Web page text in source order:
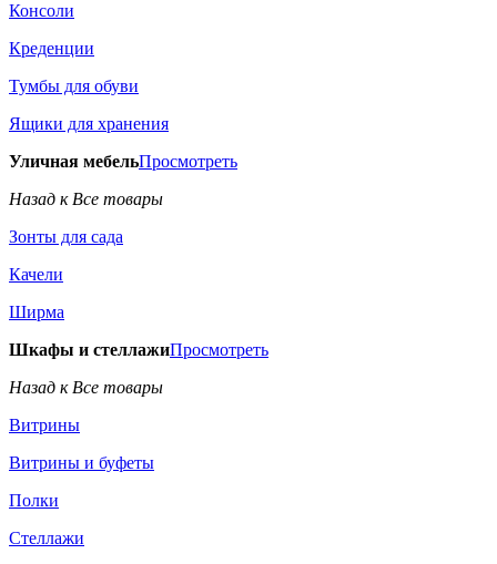
Консоли
Креденции
Тумбы для обуви
Ящики для хранения
Уличная мебельПросмотреть
Назад к Все товары
Зонты для сада
Качели
Ширма
Шкафы и стеллажиПросмотреть
Назад к Все товары
Витрины
Витрины и буфеты
Полки
Стеллажи